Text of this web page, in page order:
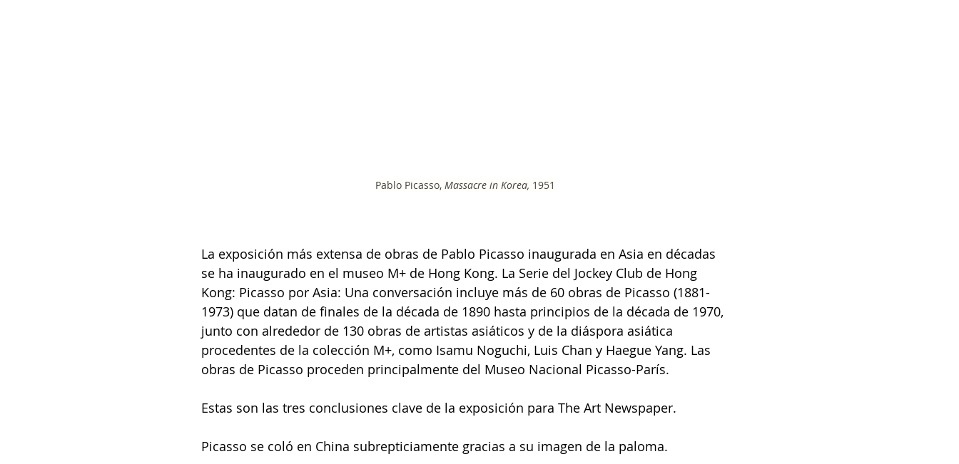
Pablo Picasso, Massacre in Korea, 1951
La exposición más extensa de obras de Pablo Picasso inaugurada en Asia en décadas
se ha inaugurado en el museo M+ de Hong Kong. La Serie del Jockey Club de Hong
Kong: Picasso por Asia: Una conversación incluye más de 60 obras de Picasso (1881-
1973) que datan de finales de la década de 1890 hasta principios de la década de 1970,
junto con alrededor de 130 obras de artistas asiáticos y de la diáspora asiática
procedentes de la colección M+, como Isamu Noguchi, Luis Chan y Haegue Yang. Las
obras de Picasso proceden principalmente del Museo Nacional Picasso-París.
Estas son las tres conclusiones clave de la exposición para The Art Newspaper.
Picasso se coló en China subrepticiamente gracias a su imagen de la paloma.